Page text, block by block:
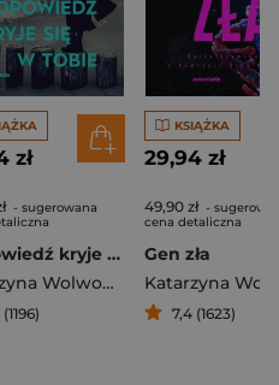
zł
- sugerowana
Odpowiedź kryje się w tobie
Katarzyna Wolwowicz
KSIĄŻKA
29,94 zł
49,90 zł -
cena detaliczna
Gen zła
7,4 (1623)